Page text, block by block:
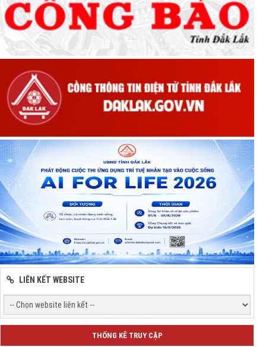
LIÊN KẾT WEBSITE
THỐNG KÊ TRUY CẬP